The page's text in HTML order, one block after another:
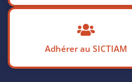
Adhérer au SICTIAM